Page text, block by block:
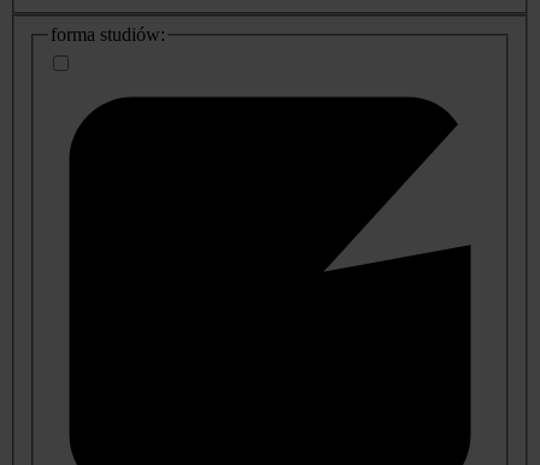
dodatkowe
informacje
forma studiów: